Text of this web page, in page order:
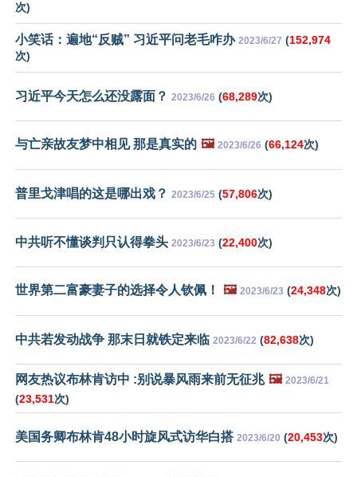
次)
小笑话：遍地“反贼” 习近平问老毛咋办 2023/6/27 (152,974
次)
习近平今天怎么还没露面？ 2023/6/26 (68,289次)
与亡亲故友梦中相见 那是真实的 🖼️ 2023/6/26 (66,124次)
普里戈津唱的这是哪出戏？ 2023/6/25 (57,806次)
中共听不懂谈判只认得拳头 2023/6/23 (22,400次)
世界第二富豪妻子的选择令人钦佩！ 🖼️ 2023/6/23 (24,348次)
中共若发动战争 那末日就铁定来临 2023/6/22 (82,638次)
网友热议布林肯访中 :别说暴风雨来前无征兆 🖼️ 2023/6/21
(23,531次)
美国务卿布林肯48小时旋风式访华白搭 2023/6/20 (20,453次)